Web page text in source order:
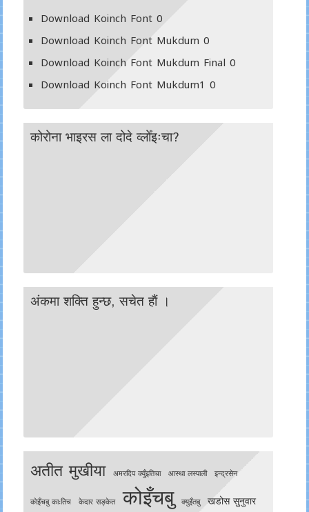
Download Koinch Font0
Download Koinch Font Mukdum 0
Download Koinch Font Mukdum Final 0
Download Koinch Font Mukdum1 0
कोरोना भाइरस ला दोदे व्लोँइःचा?
अंकमा शक्ति हुन्छ, सचेत हाैं ।
अतीत मुखीया अमरदिप क्युँइतिचा आस्था लस्पाली इन्द्रसेन
काेइँचबु काःतिच केदार सङ्केत कोइँचबु क्युइँतबु खडोस सुनुवार